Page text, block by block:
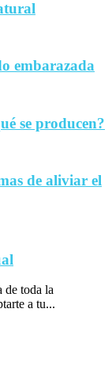
embarazada
se producen?
de aliviar el
de toda la
a tu...